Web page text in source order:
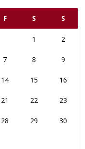
F S S
1 2
7 8 9
14 15 16
21 22 23
28 29 30